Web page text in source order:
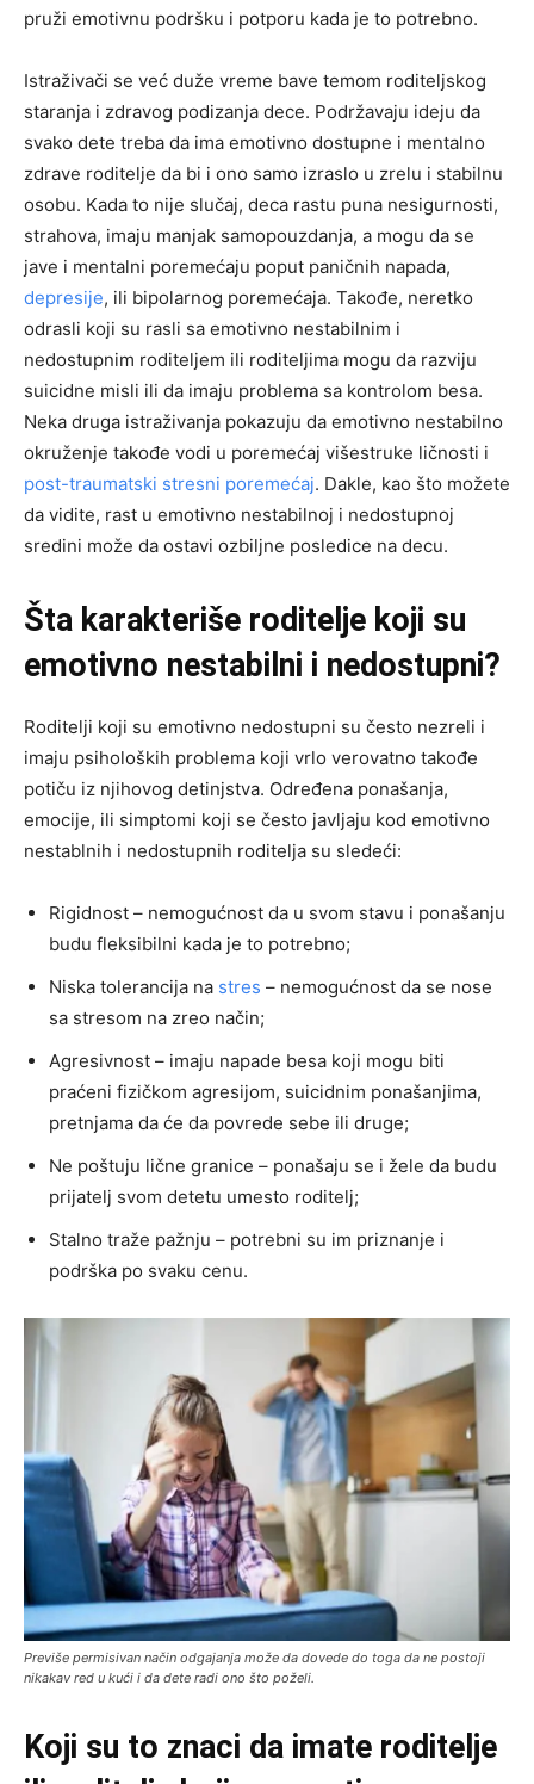
pruži emotivnu podršku i potporu kada je to potrebno.
Istraživači se već duže vreme bave temom roditeljskog
staranja i zdravog podizanja dece. Podržavaju ideju da
svako dete treba da ima emotivno dostupne i mentalno
zdrave roditelje da bi i ono samo izraslo u zrelu i stabilnu
osobu. Kada to nije slučaj, deca rastu puna nesigurnosti,
strahova, imaju manjak samopouzdanja, a mogu da se
jave i mentalni poremećaju poput paničnih napada,
depresije, ili bipolarnog poremećaja. Takođe, neretko
odrasli koji su rasli sa emotivno nestabilnim i
nedostupnim roditeljem ili roditeljima mogu da razviju
suicidne misli ili da imaju problema sa kontrolom besa.
Neka druga istraživanja pokazuju da emotivno nestabilno
okruženje takođe vodi u poremećaj višestruke ličnosti i
post-traumatski stresni poremećaj. Dakle, kao što možete
da vidite, rast u emotivno nestabilnoj i nedostupnoj
sredini može da ostavi ozbiljne posledice na decu.
Šta karakteriše roditelje koji su
emotivno nestabilni i nedostupni?
Roditelji koji su emotivno nedostupni su često nezreli i
imaju psiholoških problema koji vrlo verovatno takođe
potiču iz njihovog detinjstva. Određena ponašanja,
emocije, ili simptomi koji se često javljaju kod emotivno
nestablnih i nedostupnih roditelja su sledeći:
Rigidnost – nemogućnost da u svom stavu i ponašanju
budu fleksibilni kada je to potrebno;
Niska tolerancija na stres – nemogućnost da se nose
sa stresom na zreo način;
Agresivnost – imaju napade besa koji mogu biti
praćeni fizičkom agresijom, suicidnim ponašanjima,
pretnjama da će da povrede sebe ili druge;
Ne poštuju lične granice – ponašaju se i žele da budu
prijatelj svom detetu umesto roditelj;
Stalno traže pažnju – potrebni su im priznanje i
podrška po svaku cenu.
Previše permisivan način odgajanja može da dovede do toga da ne postoji
nikakav red u kući i da dete radi ono što poželi.
Koji su to znaci da imate roditelje